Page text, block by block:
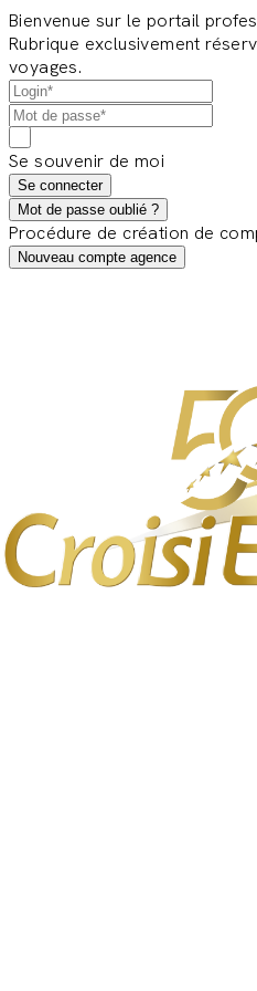
Bienvenue sur le portail
Rubrique exclusivement
voyages.
Se souvenir de moi
Se connecter
Mot de passe oublié ?
Procédure de création de
Nouveau compte agence